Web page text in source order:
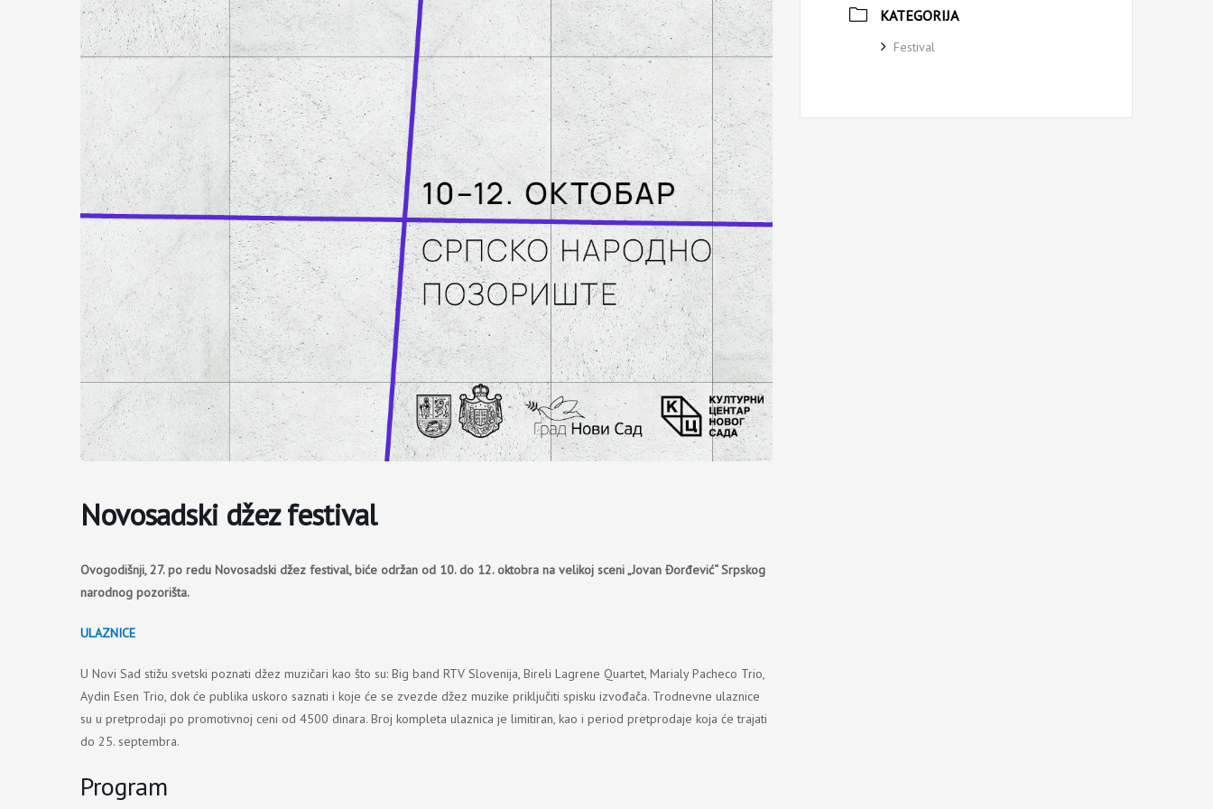
Novosadski džez festival
Ovogodišnji, 27. po redu Novosadski džez festival, biće održan od 10. do 12. oktobra na velikoj sceni „Jovan Đorđević“ Srpskog
narodnog pozorišta.
ULAZNICE
U Novi Sad stižu svetski poznati džez muzičari kao što su: Big band RTV Slovenija, Bireli Lagrene Quartet, Marialy Pacheco Trio,
Aydin Esen Trio, dok će publika uskoro saznati i koje će se zvezde džez muzike priključiti spisku izvođača. Trodnevne ulaznice
su u pretprodaji po promotivnoj ceni od 4500 dinara. Broj kompleta ulaznica je limitiran, kao i period pretprodaje koja će trajati
do 25. septembra.
Program
KATEGORIJA
Festival